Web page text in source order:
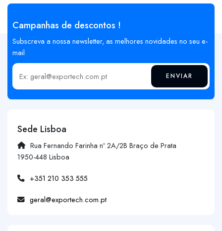
Campanhas de descontos !
Subscreva a nossa newsletter, as melhores novidades no seu e-
mail
Insira o seu email ENVIAR
Sede Lisboa
Rua Fernando Farinha nº 2A/2B Braço de Prata
1950-448 Lisboa
+351 210 353 555
geral@exportech.com.pt